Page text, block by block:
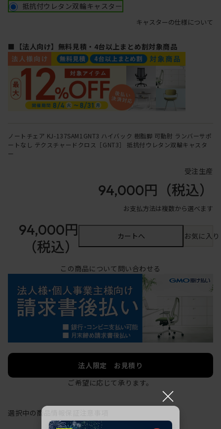
抵抗付ウレタン双輪キャスター
キャスターの仕様について
■【法人向け】無料見積・4台以上まとめ割対象商品
ノートチェア KJ-137SAM1GNT3 ハイバック 樹脂脚 可動肘 ランバーサポ
ートなし テクスチャードクロス［GNT3］ 抵抗付ウレタン双輪キャスタ
ー
受注生産
94,000円 （税込）
お支払方法は複数から選べます
94,000円
（税込）
カートへ お気に入
この商品について問い合わせる
法人限定 お見積り
ご希望に応じて承ります。
選択中の商品情報
×